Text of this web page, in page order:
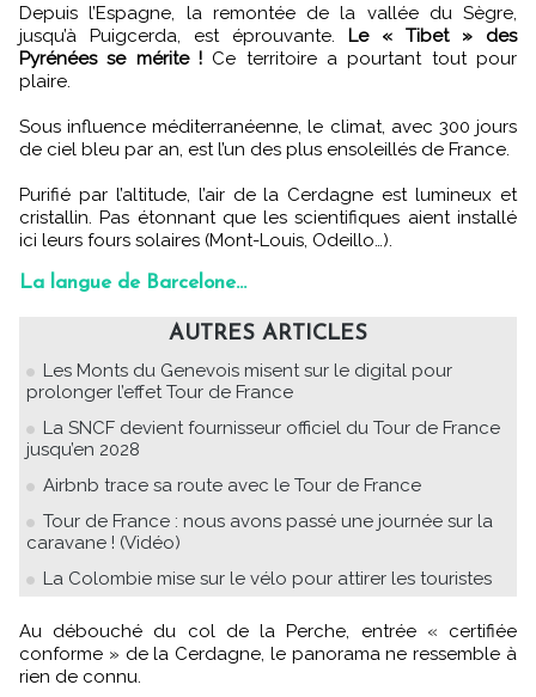
Depuis l’Espagne, la remontée de la vallée du Sègre,
jusqu’à Puigcerda, est éprouvante. Le « Tibet » des
Pyrénées se mérite ! Ce territoire a pourtant tout pour
plaire.
Sous influence méditerranéenne, le climat, avec 300 jours
de ciel bleu par an, est l’un des plus ensoleillés de France.
Purifié par l’altitude, l’air de la Cerdagne est lumineux et
cristallin. Pas étonnant que les scientifiques aient installé
ici leurs fours solaires (Mont-Louis, Odeillo…).
La langue de Barcelone…
AUTRES ARTICLES
Les Monts du Genevois misent sur le digital pour
prolonger l’effet Tour de France
La SNCF devient fournisseur officiel du Tour de France
jusqu’en 2028
Airbnb trace sa route avec le Tour de France
Tour de France : nous avons passé une journée sur la
caravane ! (Vidéo)
La Colombie mise sur le vélo pour attirer les touristes
Au débouché du col de la Perche, entrée « certifiée
conforme » de la Cerdagne, le panorama ne ressemble à
rien de connu.